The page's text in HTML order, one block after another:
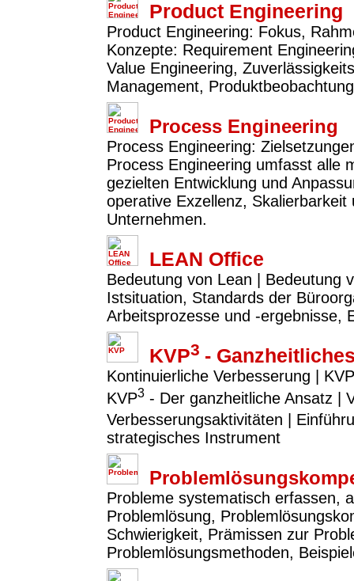
Product Engineering
Product Engineering: Fokus,
Konzepte: Requirement
Value Engineering,
Management,
Process Engineering
Process Engineering:
Process Engineering umfasst alle
gezielten Entwicklung und
operative Exzellenz,
Unternehmen.
LEAN Office
Bedeutung von Lean | Bedeutung
Istsituation, Standards der
Arbeitsprozesse und -ergebnisse,
KVP3 -
Kontinuierliche Verbesserung |
KVP3 - Der ganzheitliche Ansatz |
Verbesserungsaktivitäten |
strategisches Instrument
Probleme systematisch erfassen,
Problemlösung,
Schwierigkeit, Prämissen zur
Problemlösungsmethoden,